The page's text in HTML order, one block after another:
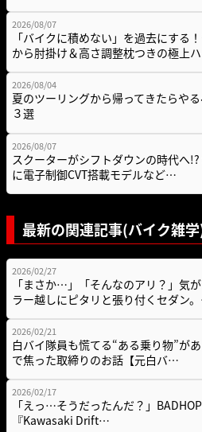
2026/08/07
「バイクに積めない」を過去にする
から肘掛け＆高さ調整枕つきの極上
2026/08/04
夏のツーリングから帰ってきたらや
３選
2026/08/07
スクーターがシフトダウンの時代へ
に電子制御CVT搭載モデルなど…
最新の関連記事(バイク雑
2026/02/27
「まさか…」「そんなのアリ？」気
ラー越しにピタリと張り付くセダン
2026/02/21
白バイ隊員も慌てる“ある乗り物”が
で焦った取締りのお話【元白バ…
2026/02/17
「えっ…そうだったんだ？」
『Kawasaki Drift…